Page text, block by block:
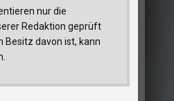
nur die
Redaktion geprüft
Besitz davon ist, kann